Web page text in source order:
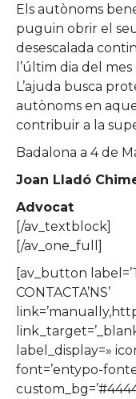
Els autònoms
puguin obrir el
desescalada
l’últim dia del
L’ajuda busca
autònoms en
contribuir a la
Badalona a 4 de
Joan Lladó
Advocat
[/av_textblock]
[/av_one_full]
[av_button
CONTACTA’NS’
label_display=»
font=’entypo-